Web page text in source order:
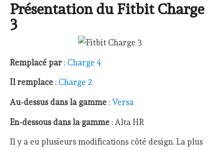
Présentation du Fitbit Charge
3
Remplacé par : Charge 4
Il remplace : Charge 2
Au-dessus dans la gamme : Versa
En-dessous dans la gamme : Alta HR
Il y a eu plusieurs modifications côté design. La plus